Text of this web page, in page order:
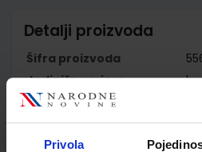
Privola
Detalji proizvoda
Šifra proizvoda
Jedinična mjera
Nakladnik
Autor